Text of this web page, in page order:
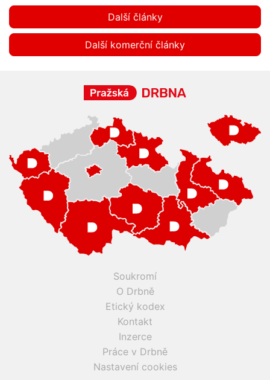
Další články
Další komerční články
Soukromí
O Drbně
Etický kodex
Kontakt
Inzerce
Práce v Drbně
Nastavení cookies